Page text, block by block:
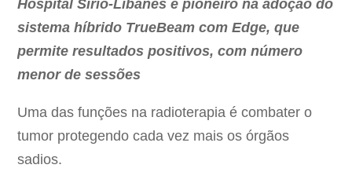
Hospital Sírio-Libanês é pioneiro na adoção do
sistema híbrido TrueBeam com Edge, que
permite resultados positivos, com número
menor de sessões
Uma das funções na radioterapia é combater o
tumor protegendo cada vez mais os órgãos
sadios.